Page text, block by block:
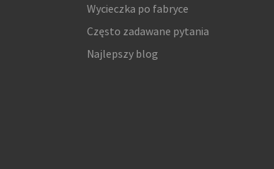
Wycieczka po fabryce
Często zadawane pytania
Najlepszy blog